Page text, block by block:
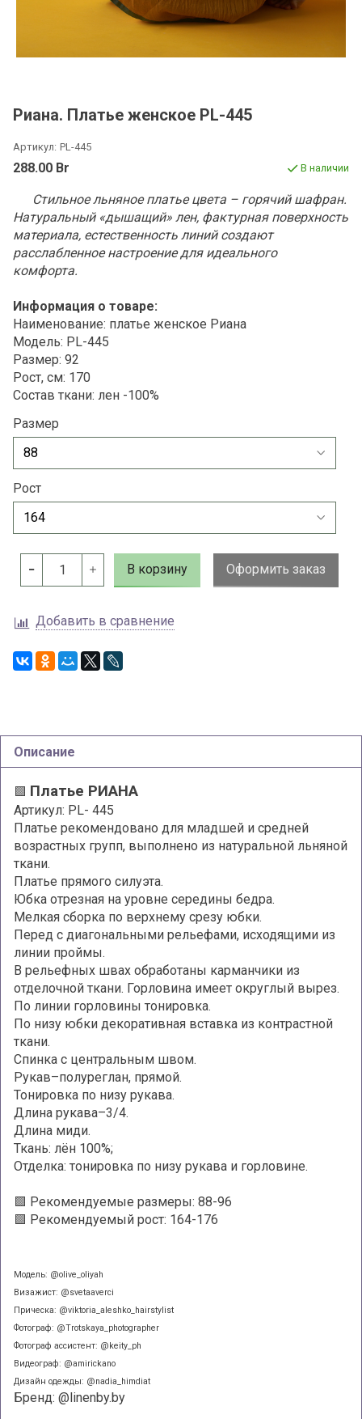
Риана. Платье женское PL-445
Артикул: PL-445
288.00 Br В наличии
Стильное льняное платье цвета – горячий шафран.
Натуральный «дышащий» лен, фактурная поверхность
материала, естественность линий создают
расслабленное настроение для идеального
комфорта.
Информация о товаре:
Наименование: платье женское Риана
Модель: PL-445
Размер: 92
Рост, см: 170
Состав ткани: лен -100%
Размер
Рост
В корзину Оформить заказ
Добавить в сравнение
Описание
🟩 Платье РИАНА
Артикул: PL- 445
Платье рекомендовано для младшей и средней
возрастных групп, выполнено из натуральной льняной
ткани.
Платье прямого силуэта.
Юбка отрезная на уровне середины бедра.
Мелкая сборка по верхнему срезу юбки.
Перед с диагональными рельефами, исходящими из
линии проймы.
В рельефных швах обработаны карманчики из
отделочной ткани. Горловина имеет округлый вырез.
По линии горловины тонировка.
По низу юбки декоративная вставка из контрастной
ткани.
Спинка с центральным швом.
Рукав–полуреглан, прямой.
Тонировка по низу рукава.
Длина рукава–3/4.
Длина миди.
Ткань: лён 100%;
Отделка: тонировка по низу рукава и горловине.
🟩 Рекомендуемые размеры: 88-96
🟩 Рекомендуемый рост: 164-176
Модель: @olive_oliyah
Визажист: @svetaaverci
Прическа: @viktoria_aleshko_hairstylist
Фотограф: @Trotskaya_photographer
Фотограф ассистент: @keity_ph
Видеограф: @amirickano
Дизайн одежды: @nadia_himdiat
Бренд: @linenby.by